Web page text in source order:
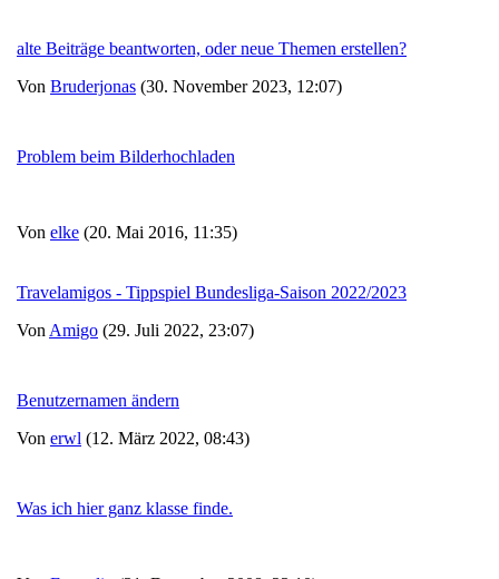
alte Beiträge beantworten, oder neue Themen erstellen?
Von Bruderjonas (30. November 2023, 12:07)
Problem beim Bilderhochladen
Von elke (20. Mai 2016, 11:35)
Travelamigos - Tippspiel Bundesliga-Saison 2022/2023
Von Amigo (29. Juli 2022, 23:07)
Benutzernamen ändern
Von erwl (12. März 2022, 08:43)
Was ich hier ganz klasse finde.